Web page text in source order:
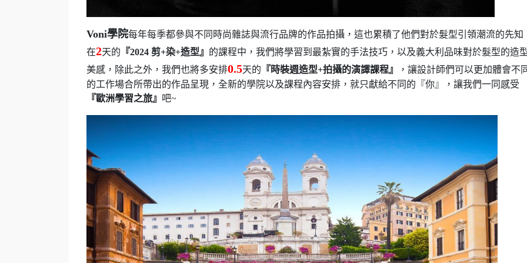
Voni學院每年每季都參與不同時尚雜誌與流行品牌的作品拍攝，這也累積了他們對於髮型引領潮流的先知
在2天的 『2024 剪+染+造型』 的課程中，我們將學習到最紮實的手法技巧，以及義大利品味對於髮型的造
美感，除此之外，我們也將多安排0.5天的 『時裝週造型+拍攝的演譯課程』
，讓設計師們可以更加體會不
的工作場合所帶出的作品呈現，全新的學院以及課程內容安排，就只獻給不同的『你』，讓我們一同感受
『歐洲學習之旅』 吧~